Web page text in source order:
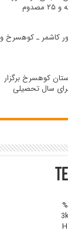
کاشمر ـ کوهسرخ و
کوهسرخ برگزار
سال تحصیلی